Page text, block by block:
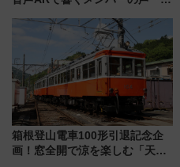
箱根登山電車100形引退記念企
画！窓全開で涼を楽しむ「天然